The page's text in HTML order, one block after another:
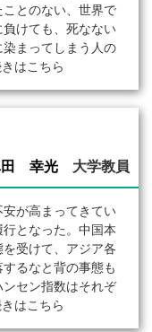
とのない、世界で
けても、死なない
まってしまう人の
はこちら
田 幸光 大学教員
が高まってきてい
となった。中国本
受けて、アジア各
るなと背の事態も
セン指数はそれぞ
はこちら